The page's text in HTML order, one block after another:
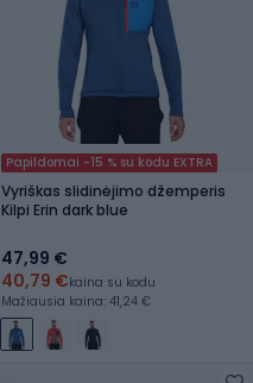
Papildomai -15 % su kodu EXTRA
Vyriškas slidinėjimo džemperis
Kilpi Erin dark blue
47,99 €
40,79 €kaina su kodu
Mažiausia kaina: 41,24 €